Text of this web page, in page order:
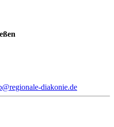
diakonie.de